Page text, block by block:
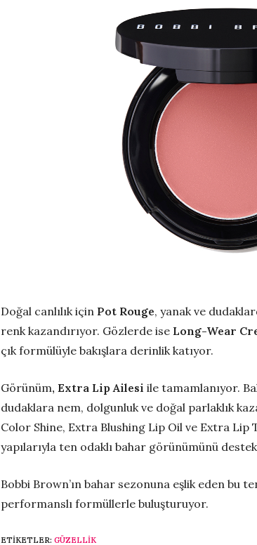
Doğal canlılık için Pot Rouge, yanak ve
renk kazandırıyor. Gözlerde ise Long-Wear
çık formülüyle bakışlara derinlik katıyor.
Görünüm, Extra Lip Ailesi ile tamamlanıyor.
dudaklara nem, dolgunluk ve doğal parlaklık
Color Shine, Extra Blushing Lip Oil ve Extra
yapılarıyla ten odaklı bahar görünümünü
Bobbi Brown’ın bahar sezonuna eşlik eden bu
performanslı formüllerle buluşturuyor.
ETIKETLER: GÜZELLIK